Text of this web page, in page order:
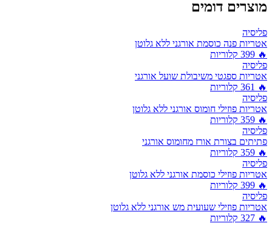
מוצרים דומים
פליסיה
אטריות פנה כוסמת אורגני ללא גלוטן
🔥
399 קלוריות
פליסיה
אטריות ספגטי משיבולת שועל אורגני
🔥
361 קלוריות
פליסיה
אטריות פוזילי חומוס אורגני ללא גלוטן
🔥
359 קלוריות
פליסיה
פתיתים בצורת אורז מחומוס אורגני
🔥
359 קלוריות
פליסיה
אטריות פוזילי כוסמת אורגני ללא גלוטן
🔥
399 קלוריות
פליסיה
אטריות פוזילי שעועית מש אורגני ללא גלוטן
🔥
327 קלוריות